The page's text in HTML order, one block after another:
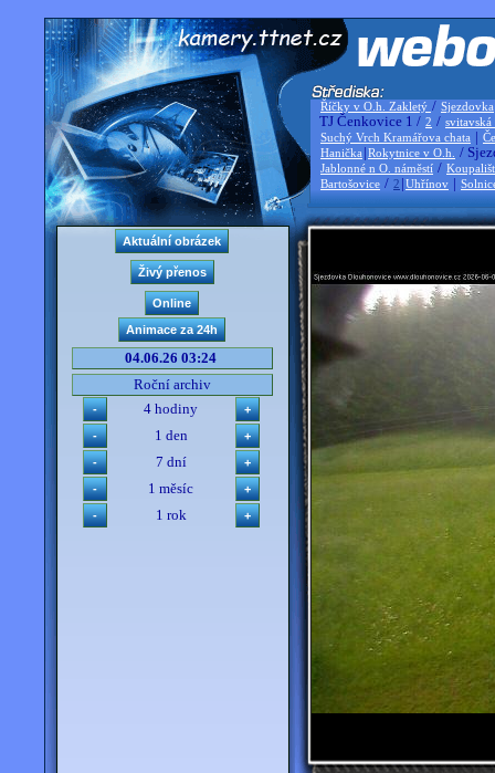
Říčky v O.h. Zakletý / Sjezdovka
TJ Čenkovice 1 / 2 / svitavská
Suchý Vrch Kramářova chata |
Hanička |Rokytnice v O.h. /
Jablonné n O. náměstí /
Bartošovice / 2 |Uhřínov |
04.06.26 03:24
Roční archiv
4 hodiny
1 den
7 dní
1 měsíc
1 rok